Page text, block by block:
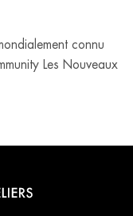
connu
Les Nouveaux